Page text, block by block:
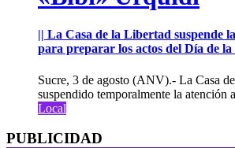
|| La Casa de la Libertad suspende
para preparar los actos del Día de
Sucre, 3 de agosto (ANV).- La Casa
suspendido temporalmente la atención
Local
PUBLICIDAD